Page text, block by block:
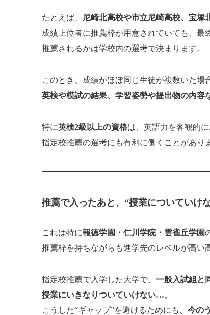
たとえば、 尼崎北高校や市立尼崎高校、宝塚
成績上位者に推薦枠が用意されていても、最
推薦されるかは学校内の選考で決まります。
このとき、成績がほぼ同じ生徒が複数いた場
英検や模試の結果、学習姿勢や提出物の内容
特に英検2級以上の資格は、英語力を客観的に
指定校推薦の選考にも有利に働くことがあり
推薦で入ったあと、“授業についていけ
これは特に報徳学園・仁川学院・雲雀丘学園
推薦枠を持ちながらも進学先のレベルが高い
指定校推薦で入学した大学で、 一般入試組と
授業にいきなりついていけない…。
こうした“ギャップ”を避けるためにも、 今の